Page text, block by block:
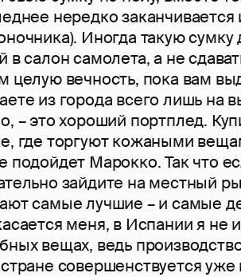
нередко
Иногда такую
в салон самолета, а не
целую вечность, пока вам
из города всего лишь на
– это хороший портплед.
где торгуют кожаными
подойдет Марокко. Так что
зайдите на местный
самые лучшие – и самые
меня, в Испании я не
вещах, ведь
совершенствуется